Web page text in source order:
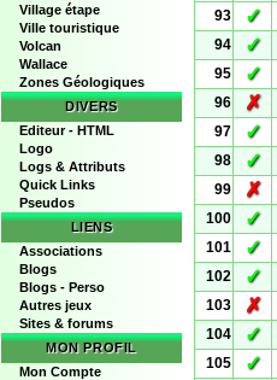
Village étape
Ville touristique
Volcan
Wallace
Zones Géologiques
DIVERS
Editeur - HTML
Logo
Logs & Attributs
Quick Links
Pseudos
LIENS
Associations
Blogs
Blogs - Perso
Autres jeux
Sites & forums
MON PROFIL
Mon Compte
93
✓
94
✓
95
✓
96
✗
97
✓
98
✓
99
✗
100
✓
101
✓
102
✓
103
✗
104
✓
105
✓